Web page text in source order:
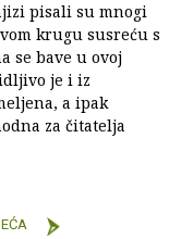
pisali su mnogi
krugu susreću s
se bave u ovoj
je i iz
a ipak
za čitatelja